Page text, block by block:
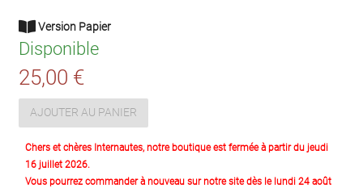
Version Papier
Disponible
25,00 €
AJOUTER AU PANIER
Chers et chères Internautes, notre boutique est fermée à partir du jeudi
16 juillet 2026.
Vous pourrez commander à nouveau sur notre site dès le lundi 24 août